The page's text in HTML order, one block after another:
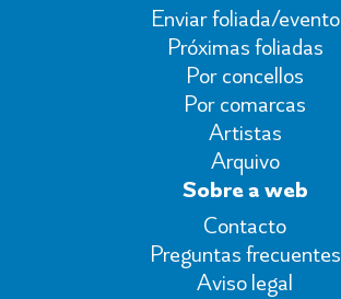
Enviar foliada/evento
Próximas foliadas
Por concellos
Por comarcas
Artistas
Arquivo
Sobre a web
Contacto
Preguntas frecuentes
Aviso legal